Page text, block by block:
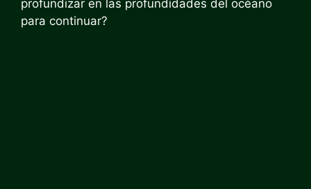
profundizar en las profundidades del océano
para continuar?